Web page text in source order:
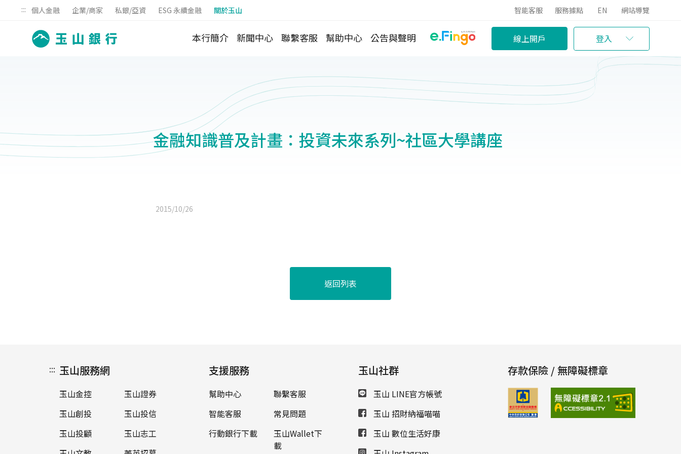
::: 個人金融 企業/商家 私銀/亞資 ESG 永續金融 關於玉山 智能客服 服務據點 EN 網站導覽
本行簡介 新聞中心 聯繫客服 幫助中心 公告與聲明 線上開戶 登入
金融知識普及計畫：投資未來系列~社區大學講座
2015/10/26
返回列表
::: 玉山服務網
玉山金控
玉山證券
玉山創投
玉山投信
玉山投顧
玉山志工
支援服務
幫助中心
聯繫客服
智能客服
常見問題
行動銀行下載
玉山Wallet下
載
玉山社群
玉山 LINE官方帳號
玉山 招財納福喵喵
玉山 數位生活好康
存款保險 / 無障礙標章